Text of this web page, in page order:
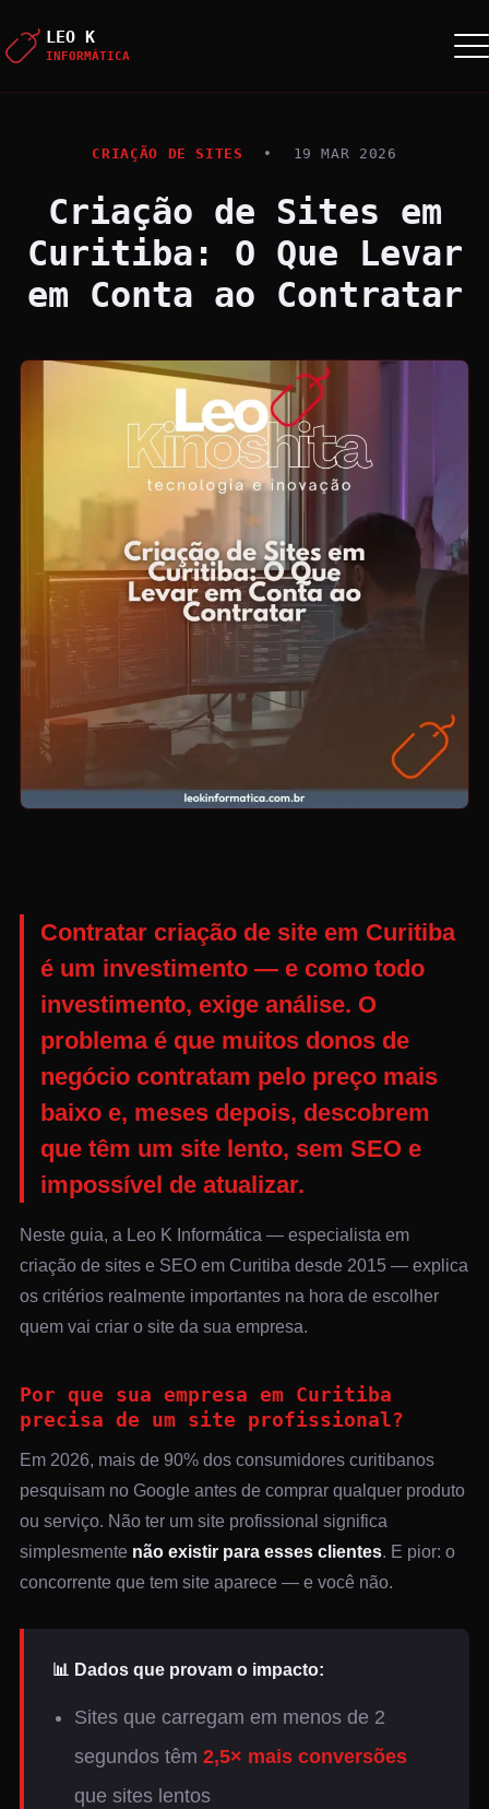
LEO K
INFORMÁTICA
CRIAÇÃO DE SITES • 19 MAR 2026
Criação de Sites em
Curitiba: O Que Levar
em Conta ao Contratar
Contratar criação de site em Curitiba
é um investimento — e como todo
investimento, exige análise. O
problema é que muitos donos de
negócio contratam pelo preço mais
baixo e, meses depois, descobrem
que têm um site lento, sem SEO e
impossível de atualizar.
Neste guia, a Leo K Informática — especialista em
criação de sites e SEO em Curitiba desde 2015 — explica
os critérios realmente importantes na hora de escolher
quem vai criar o site da sua empresa.
Por que sua empresa em Curitiba
precisa de um site profissional?
Em 2026, mais de 90% dos consumidores curitibanos
pesquisam no Google antes de comprar qualquer produto
ou serviço. Não ter um site profissional significa
simplesmente não existir para esses clientes. E pior: o
concorrente que tem site aparece — e você não.
📊 Dados que provam o impacto:
Sites que carregam em menos de 2
segundos têm 2,5× mais conversões
que sites lentos